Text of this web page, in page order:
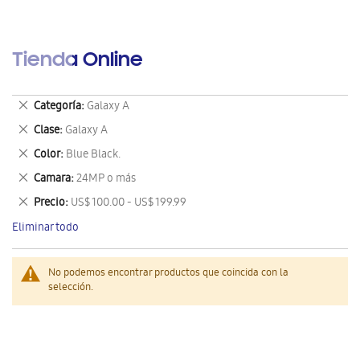
Tienda Online
No podemos encontrar productos que coincida con la
selección.
Categoría Galaxy A
Eliminar
este
artículo
Clase Galaxy A
Eliminar
este
artículo
Color Blue Black.
Eliminar
este
artículo
Camara 24MP o más
Eliminar
este
artículo
Precio US$ 100.00 - US$ 199.99
Eliminar
este
artículo
Eliminar todo